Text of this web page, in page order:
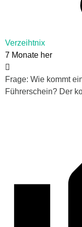
Verzeihtnix
7 Monate her
Frage: Wie kommt
Führerschein? Der